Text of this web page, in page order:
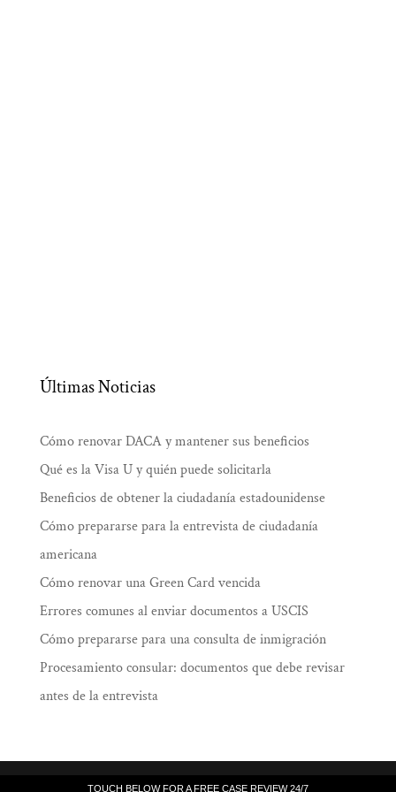
TOUCH BELOW FOR A FREE CASE REVIEW 24/7
Últimas Noticias
Cómo renovar DACA y mantener sus beneficios
Qué es la Visa U y quién puede solicitarla
Beneficios de obtener la ciudadanía estadounidense
Cómo prepararse para la entrevista de ciudadanía
americana
Cómo renovar una Green Card vencida
Errores comunes al enviar documentos a USCIS
Cómo prepararse para una consulta de inmigración
Procesamiento consular: documentos que debe revisar
antes de la entrevista
TOUCH BELOW FOR A FREE CASE REVIEW 24/7